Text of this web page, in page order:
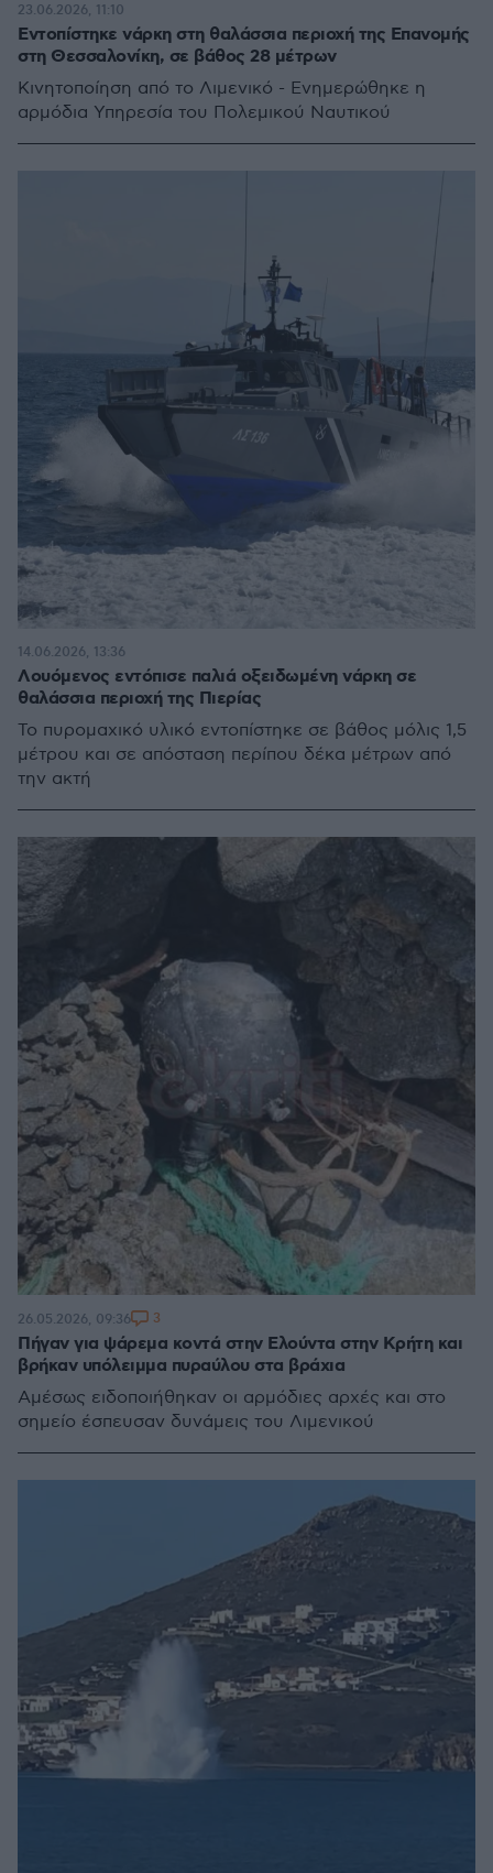
Εντοπίστηκε νάρκη στη θαλάσσια περιοχή της Επανομής
στη Θεσσαλονίκη, σε βάθος 28 μέτρων
Κινητοποίηση από το Λιμενικό - Ενημερώθηκε η
αρμόδια Υπηρεσία του Πολεμικού Ναυτικού
23.06.2026, 11:10
Λουόμενος εντόπισε παλιά οξειδωμένη νάρκη σε
θαλάσσια περιοχή της Πιερίας
Το πυρομαχικό υλικό εντοπίστηκε σε βάθος μόλις 1,5
μέτρου και σε απόσταση περίπου δέκα μέτρων από
την ακτή
14.06.2026, 13:36
Πήγαν για ψάρεμα κοντά στην Ελούντα στην Κρήτη και
βρήκαν υπόλειμμα πυραύλου στα βράχια
Αμέσως ειδοποιήθηκαν οι αρμόδιες αρχές και στο
σημείο έσπευσαν δυνάμεις του Λιμενικού
26.05.2026, 09:36 3